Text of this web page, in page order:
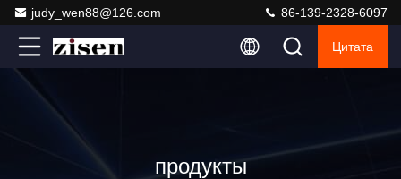
judy_wen88@126.com 86-139-2328-6097
Цитата
продукты